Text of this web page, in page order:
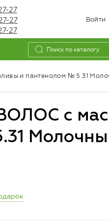
27
27
27
Войти
и пантенолом № 5.31
с